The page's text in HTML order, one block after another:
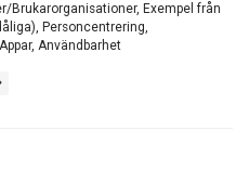
Brukarorganisationer, Exempel från
Personcentrering,
Användbarhet